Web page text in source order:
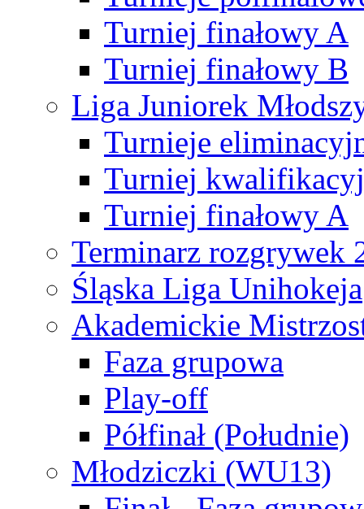
Turniej finałowy A
Turniej finałowy B
Liga Juniorek
Turnieje
Turniej
Turniej finałowy A
Terminarz rozgrywek
Śląska Liga Unihokeja
Akademickie
Faza grupowa
Play-off
Półfinał (Południe)
Młodziczki (WU13)